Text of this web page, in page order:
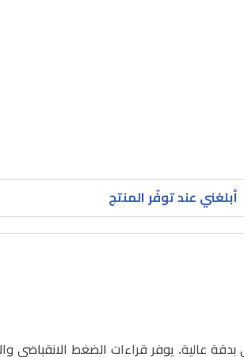
أبلغني عند توفّر المنتج